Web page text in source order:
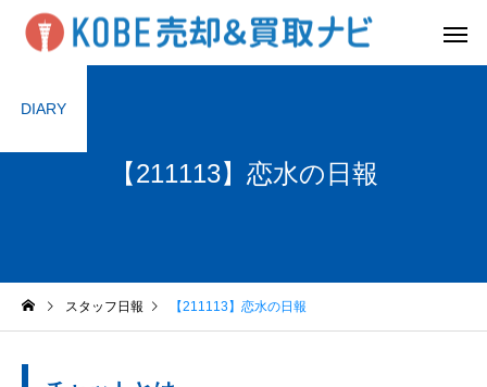
【211113】恋水の日報
DIARY
スタッフ日報 【211113】恋水の日報